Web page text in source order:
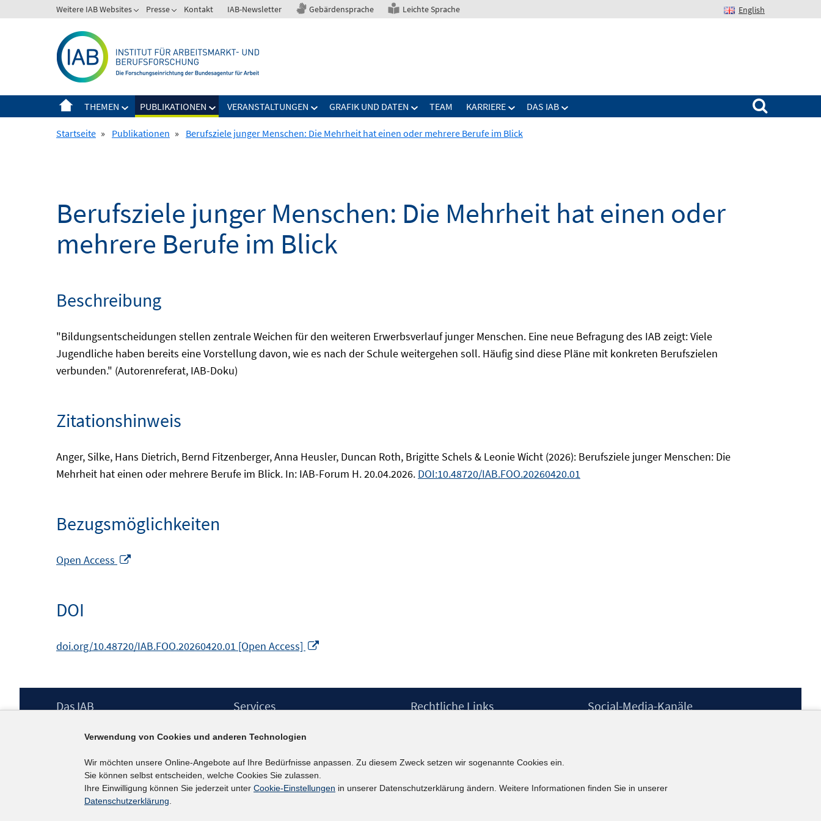
zum
Weitere IAB Websites Presse Kontakt IAB-Newsletter Gebärdensprache Leichte Sprache English
THEMEN PUBLIKATIONEN VERANSTALTUNGEN GRAFIK UND DATEN TEAM KARRIERE DAS IAB
Suchen nach:
Startseite » Publikationen » Berufsziele junger Menschen: Die Mehrheit hat einen oder mehrere Berufe im Blick
Berufsziele junger Menschen: Die Mehrheit hat einen oder
mehrere Berufe im Blick
Beschreibung
"Bildungsentscheidungen stellen zentrale Weichen für den weiteren Erwerbsverlauf junger Menschen. Eine neue Befragung des IAB zeigt: Viele
Jugendliche haben bereits eine Vorstellung davon, wie es nach der Schule weitergehen soll. Häufig sind diese Pläne mit konkreten Berufszielen
verbunden." (Autorenreferat, IAB-Doku)
Zitationshinweis
Anger, Silke, Hans Dietrich, Bernd Fitzenberger, Anna Heusler, Duncan Roth, Brigitte Schels & Leonie Wicht (2026): Berufsziele junger Menschen: Die
Mehrheit hat einen oder mehrere Berufe im Blick. In: IAB-Forum H. 20.04.2026. DOI:10.48720/IAB.FOO.20260420.01
Bezugsmöglichkeiten
Open Access
DOI
doi.org/10.48720/IAB.FOO.20260420.01 [Open Access]
Footer
Das IAB
Berufsforschung (IAB) – unser Leitbild
Institutsleitung
Graduiertenprogramm
Befragungen
Projekte
Services
IAB-Newsletter
Kontakt
Rechtliche Links
Erklärung zur Barrierefreiheit
Social-Media-Kanäle
kununu
Verwendung von Cookies und anderen Technologien
Wir möchten unsere Online-Angebote auf Ihre Bedürfnisse anpassen. Zu diesem Zweck setzen wir sogenannte Cookies ein.
Sie können selbst entscheiden, welche Cookies Sie zulassen.
Ihre Einwilligung können Sie jederzeit unter Cookie-Einstellungen in unserer Datenschutzerklärung ändern. Weitere Informationen finden Sie in unserer
Datenschutzerklärung.